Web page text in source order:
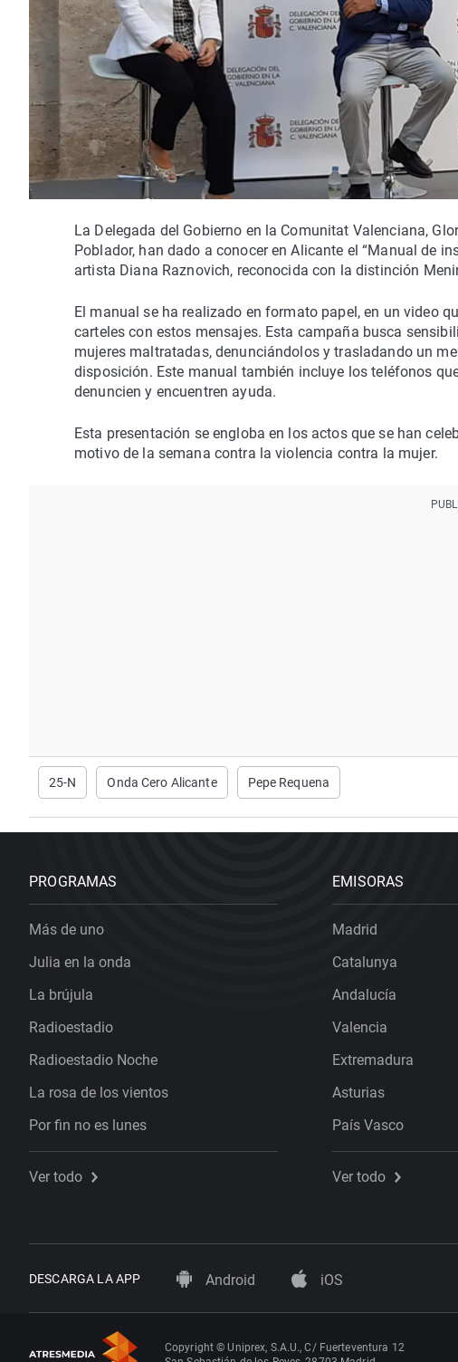
La Delegada del Gobierno en la Comunitat Valenciana,
Poblador, han dado a conocer en Alicante el “Manual de
artista Diana Raznovich, reconocida con la distinción
El manual se ha realizado en formato papel, en un video
carteles con estos mensajes. Esta campaña busca
mujeres maltratadas, denunciándolos y trasladando un
disposición. Este manual también incluye los teléfonos
denuncien y encuentren ayuda.
Esta presentación se engloba en los actos que se han
motivo de la semana contra la violencia contra la mujer.
25-N Onda Cero Alicante Pepe Requena
PROGRAMAS
Más de uno
Julia en la onda
La brújula
Radioestadio
Radioestadio Noche
La rosa de los vientos
Por fin no es lunes
Ver todo
EMISORAS
Madrid
Catalunya
Andalucía
Valencia
Extremadura
Asturias
País Vasco
Ver todo
DESCARGA LA APP Android iOS
Copyright © Uniprex, S.A.U., C/ Fuerteventura 12